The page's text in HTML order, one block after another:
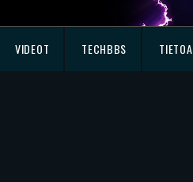
VIDEOT TECHBBS TIETOA